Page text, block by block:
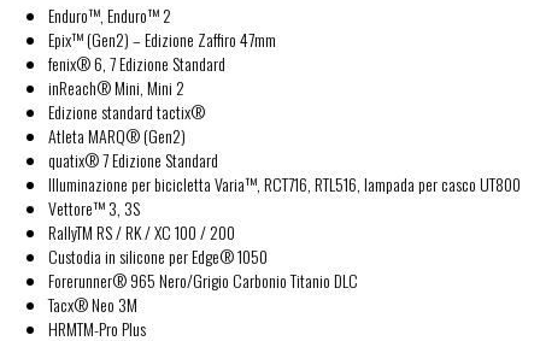
Enduro™, Enduro™ 2
Epix™ (Gen2) – Edizione Zaffiro 47mm
fenix® 6, 7 Edizione Standard
inReach® Mini, Mini 2
Edizione standard tactix®
Atleta MARQ® (Gen2)
quatix® 7 Edizione Standard
Illuminazione per bicicletta Varia™, RCT716, RTL516, lampada per casco UT800
Vettore™ 3, 3S
RallyTM RS / RK / XC 100 / 200
Custodia in silicone per Edge® 1050
Forerunner® 965 Nero/Grigio Carbonio Titanio DLC
Tacx® Neo 3M
HRMTM-Pro Plus